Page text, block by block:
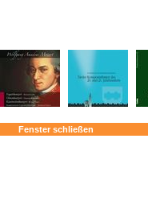
Fenster schließen